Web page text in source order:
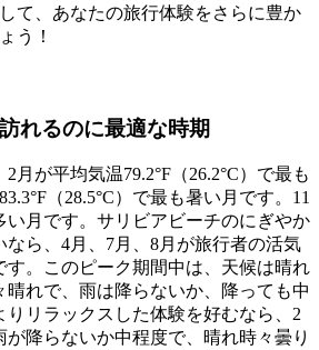
て、あなたの旅行体験をさらに豊か
う！
れるのに最適な時期
月が平均気温79.2°F（26.2°C）で最も
（28.5°C）で最も暑い月です。11
い月です。サリビアビーチのにぎやか
なら、4月、7月、8月が旅行者の活気
す。このピーク期間中は、天候は晴れ
晴れで、雨は降らないか、降っても中
リラックスした体験を好むなら、2
が降らないか中程度で、晴れ時々曇り